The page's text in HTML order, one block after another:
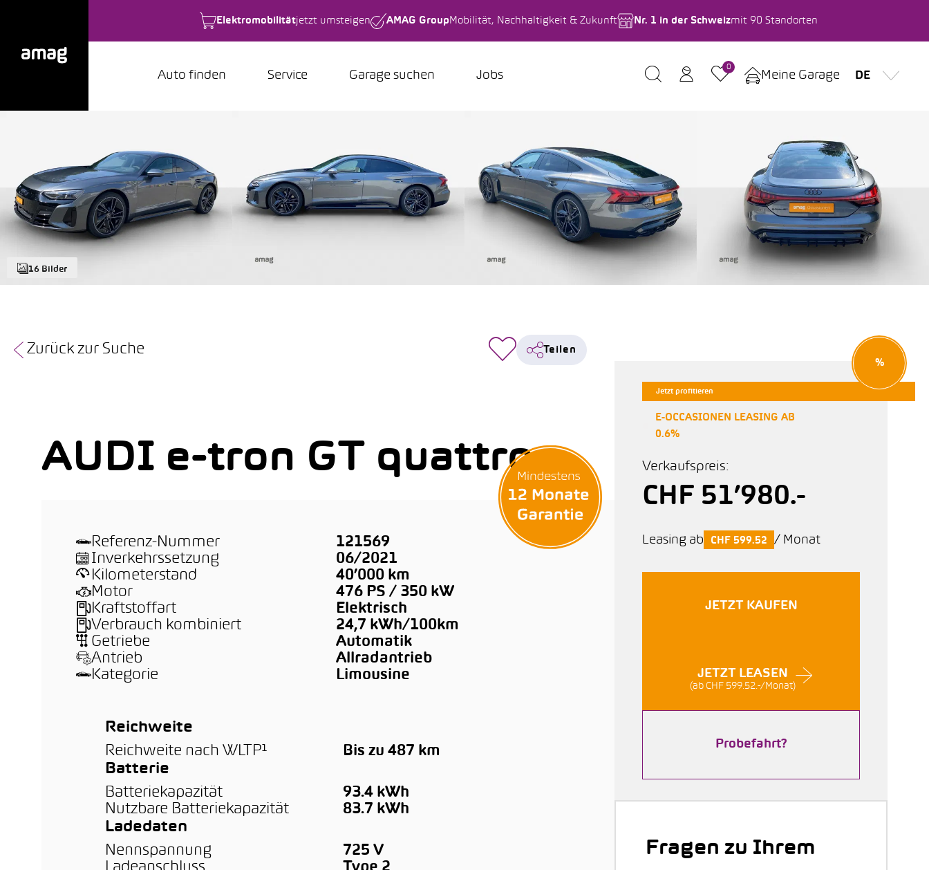
Elektromobilitätjetzt umsteigen AMAG Group Mobilität, Nachhaltigkeit & Zukunft Nr. 1 in der Schweizmit 90 Standorten
Auto finden Service Garage suchen Jobs
0
Meine Garage DE
16 Bilder
Zurück zur Suche Teilen
AUDI e-tron GT quattro
Referenz-Nummer
121569
Inverkehrssetzung
06/2021
Kilometerstand
40’000 km
Motor
476 PS / 350 kW
Kraftstoffart
Elektrisch
Verbrauch kombiniert
24,7 kWh/100km
Getriebe
Automatik
Antrieb
Allradantrieb
Kategorie
Limousine
Reichweite
Reichweite nach WLTP¹
Bis zu 487 km
Batterie
Batteriekapazität
93.4 kWh
Nutzbare Batteriekapazität
83.7 kWh
Ladedaten
Nennspannung
725 V
Jetzt profitieren
%
E-OCCASIONEN LEASING AB
0.6%
Verkaufspreis:
CHF 51’980.-
Leasing ab CHF 599.52 / Monat
JETZT KAUFEN
JETZT LEASEN
(ab CHF 599.52.-/Monat)
Probefahrt?
Fragen zu Ihrem